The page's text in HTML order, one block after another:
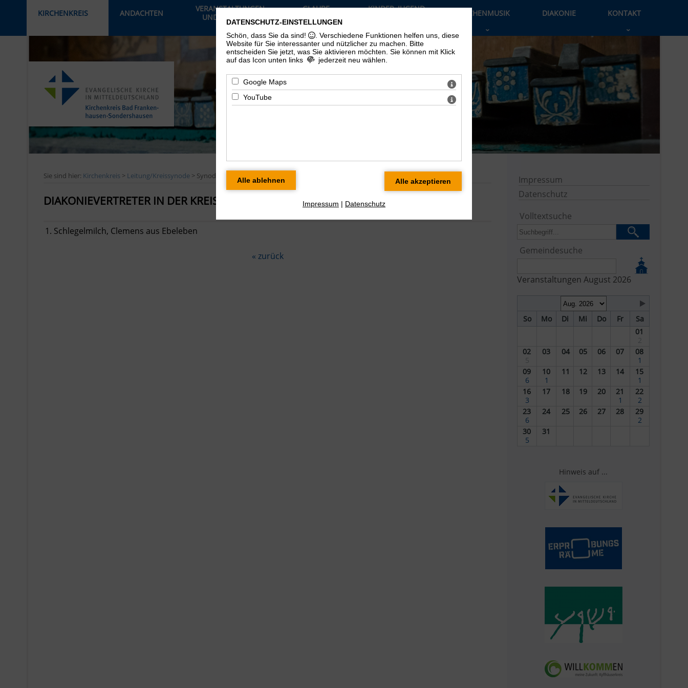
KIRCHENKREIS ANDACHTEN
VERANSTALTUNGEN
UND AKTUELLES
GLAUBE
UND LEBEN
KINDER, JUGEND
KIRCHENMUSIK
›
DIAKONIE KONTAKT
›
Sie sind hier: Kirchenkreis > Leitung/Kreissynode > Synodale
DIAKONIEVERTRETER IN DER KREISSYNODE
Schlegelmilch, Clemens aus Ebeleben
« zurück
Impressum
Datenschutz
Volltextsuche
Gemeindesuche
Veranstaltungen August 2026
So Mo Di Mi Do Fr
Sa
01
2
02
5
03 04 05 06 07
08
1
09
6
10
1
11 12 13 14
15
1
16
3
17 18 19 20
21
1
22
2
23
6
24 25 26 27 28
29
2
30
5
31
Hinweis auf ...
DATENSCHUTZ-EINSTELLUNGEN
Schön, dass Sie da sind!
. Verschiedene Funktionen helfen uns, diese
Website für Sie interessanter und nützlicher zu machen.
Bitte
entscheiden Sie jetzt, was Sie aktivieren möchten. Sie können mit Klick
auf das Icon unten links
jederzeit neu wählen.
Google Maps
YouTube
Impressum | Datenschutz